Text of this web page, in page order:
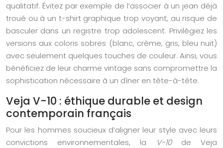
qualitatif. Évitez par exemple de l’associer à un jean déjà
troué ou à un t-shirt graphique trop voyant, au risque de
basculer dans un registre trop adolescent. Privilégiez les
versions aux coloris sobres (blanc, crème, gris, bleu nuit)
avec seulement quelques touches de couleur. Ainsi, vous
bénéficiez de leur charme vintage sans compromettre la
sophistication nécessaire à un dîner en tête-à-tête.
Veja V-10 : éthique durable et design
contemporain français
Pour les hommes soucieux d’aligner leur style avec leurs
convictions environnementales, la
V-10de Veja